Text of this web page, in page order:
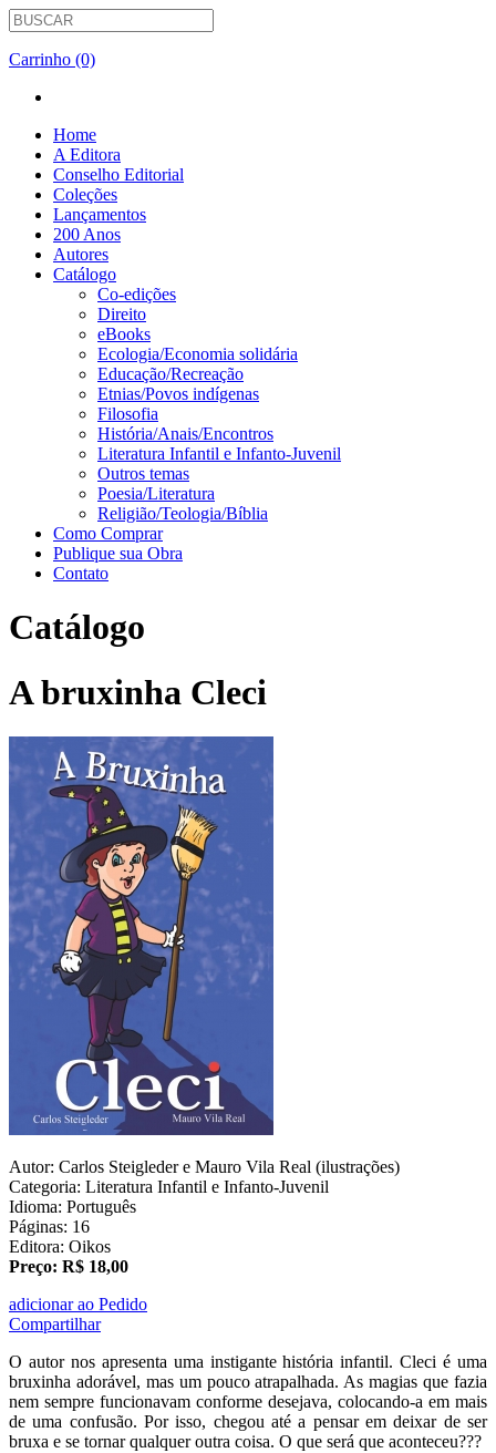
Carrinho (0)
Home
A Editora
Conselho Editorial
Coleções
Lançamentos
200 Anos
Autores
Catálogo
Co-edições
Direito
eBooks
Ecologia/Economia solidária
Educação/Recreação
Etnias/Povos indígenas
Filosofia
História/Anais/Encontros
Literatura Infantil e Infanto-Juvenil
Outros temas
Poesia/Literatura
Religião/Teologia/Bíblia
Como Comprar
Publique sua Obra
Contato
Catálogo
A bruxinha Cleci
Autor: Carlos Steigleder e Mauro Vila Real (ilustrações)
Categoria: Literatura Infantil e Infanto-Juvenil
Idioma: Português
Páginas: 16
Editora: Oikos
Preço: R$ 18,00
adicionar ao Pedido
Compartilhar
O autor nos apresenta uma instigante história infantil. Cleci é uma
bruxinha adorável, mas um pouco atrapalhada. As magias que fazia
nem sempre funcionavam conforme desejava, colocando-a em mais
de uma confusão. Por isso, chegou até a pensar em deixar de ser
bruxa e se tornar qualquer outra coisa. O que será que aconteceu???